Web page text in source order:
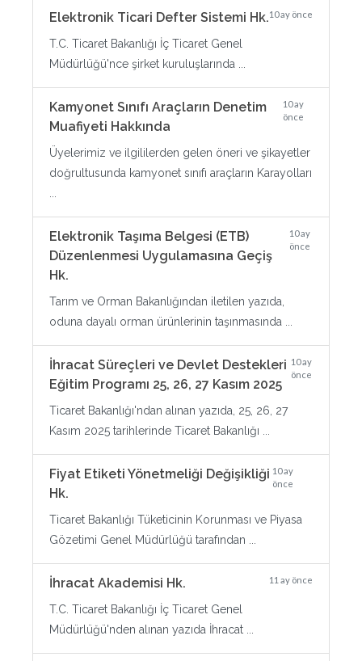
Elektronik Ticari Defter Sistemi Hk.10 ay önce
T.C. Ticaret Bakanlığı İç Ticaret Genel
Müdürlüğü'nce şirket kuruluşlarında ...
Kamyonet Sınıfı Araçların Denetim
Muafiyeti Hakkında
10 ay
önce
Üyelerimiz ve ilgililerden gelen öneri ve şikayetler
doğrultusunda kamyonet sınıfı araçların Karayolları
Elektronik Taşıma Belgesi (ETB)
Düzenlenmesi Uygulamasına Geçiş
Hk.
10 ay
önce
Tarım ve Orman Bakanlığından iletilen yazıda,
oduna dayalı orman ürünlerinin taşınmasında ...
İhracat Süreçleri ve Devlet Destekleri
Eğitim Programı 25, 26, 27 Kasım 2025
10 ay
önce
Ticaret Bakanlığı'ndan alınan yazıda, 25, 26, 27
Kasım 2025 tarihlerinde Ticaret Bakanlığı ...
Fiyat Etiketi Yönetmeliği Değişikliği
Hk.
10 ay
önce
Ticaret Bakanlığı Tüketicinin Korunması ve Piyasa
Gözetimi Genel Müdürlüğü tarafından ...
İhracat Akademisi Hk. 11 ay önce
T.C. Ticaret Bakanlığı İç Ticaret Genel
Müdürlüğü'nden alınan yazıda İhracat ...